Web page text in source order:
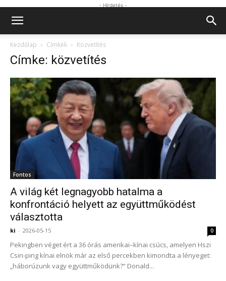
- Hirdetés -
Kezdőlap Címkék Közvetítés
Címke: közvetítés
Fontos
A világ két legnagyobb hatalma a
konfrontáció helyett az együttműködést
választotta
ki - 2026-05-15 0
Pekingben véget ért a 36 órás amerikai–kínai csúcs, amelyen Hszi
Csin-ping kínai elnök már az első percekben kimondta a lényeget:
„háborúzunk vagy együttműködünk?” Donald...